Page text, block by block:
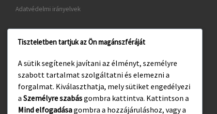
Adatvédelmi irányelvek
www.visitgyula.com
www.gyulakult.hu
Tiszteletben tartjuk az Ön magánszféráját
A sütik segítenek javítani az élményt, személyre
szabott tartalmat szolgáltatni és elemezni a
forgalmat. Kiválaszthatja, mely sütiket engedélyezi
a Személyre szabásgombra kattintva. Kattintson a
Mind elfogadásagombra a hozzájáruláshoz, vagy a